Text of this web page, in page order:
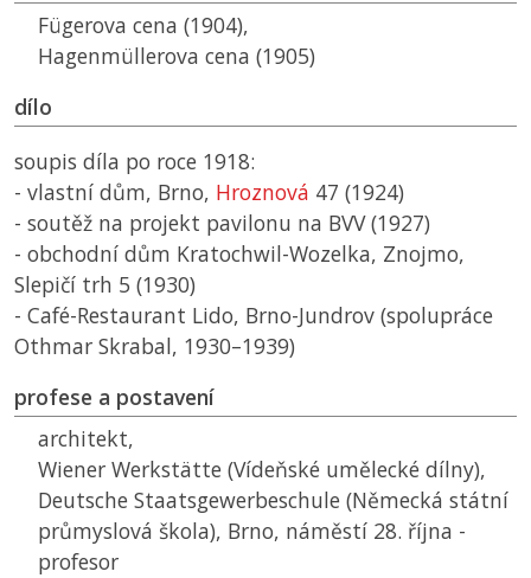
Fügerova cena (1904),
Hagenmüllerova cena (1905)
dílo
soupis díla po roce 1918:
- vlastní dům, Brno, Hroznová 47 (1924)
- soutěž na projekt pavilonu na BVV(1927)
- obchodní dům Kratochwil-Wozelka, Znojmo,
Slepičí trh 5 (1930)
- Café-Restaurant Lido, Brno-Jundrov (spolupráce
Othmar Skrabal, 1930–1939)
profese a postavení
architekt,
Wiener Werkstätte (Vídeňské umělecké dílny),
Deutsche Staatsgewerbeschule (Německá státní
průmyslová škola), Brno, náměstí 28. října -
profesor